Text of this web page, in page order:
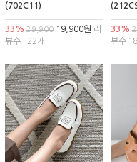
(702C11)
33% 29,900 19,900원 리
뷰수 : 22개
33%
뷰수 :